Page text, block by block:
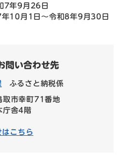
7年9月26日
年10月1日～令和8年9月30日
問い合わせ先
ふるさと納税係
取市幸町71番地
庁舎4階
はこちら